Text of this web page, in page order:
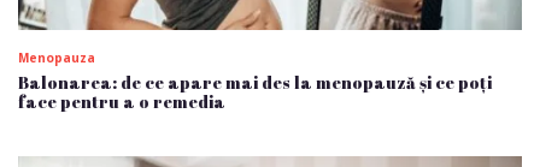
Menopauza
Balonarea: de ce apare mai des la menopauză și ce poți
face pentru a o remedia